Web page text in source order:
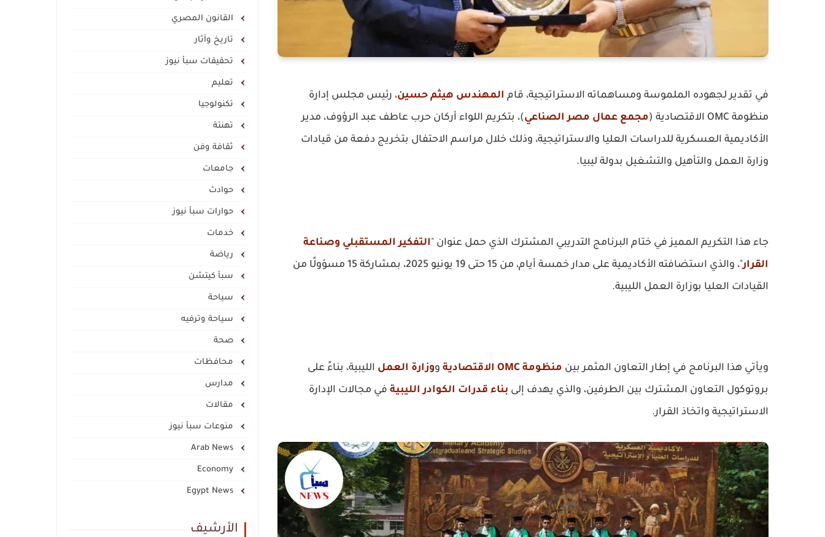
في تقدير لجهوده الملموسة ومساهماته الاستراتيجية، قام المهندس هيثم حسين، رئيس مجلس إدارة
منظومة OMC الاقتصادية (
مجمع عمال مصر الصناعي)، بتكريم اللواء أركان حرب عاطف عبد الرؤوف، مدير
الأكاديمية العسكرية للدراسات العليا والاستراتيجية، وذلك خلال مراسم الاحتفال بتخريج دفعة من قيادات
وزارة العمل والتأهيل والتشغيل بدولة ليبيا.
جاء هذا التكريم المميز في ختام البرنامج التدريبي المشترك الذي حمل عنوان "التفكير المستقبلي وصناعة
القرار
"، والذي استضافته الأكاديمية على مدار خمسة أيام، من 15 حتى 19 يونيو 2025، بمشاركة 15 مسؤولًا من
القيادات العليا بوزارة العمل الليبية.
ويأتي هذا البرنامج في إطار التعاون المثمر بين منظومة OMC الاقتصادية ووزارة العمل الليبية، بناءً على
بروتوكول التعاون المشترك بين الطرفين، والذي يهدف إلى بناء قدرات الكوادر الليبية في مجالات الإدارة
الاستراتيجية واتخاذ القرار.
القانون المصري
تاريخ وآثار
تحقيقات سبأ نيوز
تعليم
تكنولوجيا
تهنئة
ثقافة وفن
جامعات
حوادث
حوارات سبأ نيوز
خدمات
رياضة
سبأ كيتشن
سياحة
سياحة وترفيه
صحة
محافظات
مدارس
مقالات
منوعات سبأ نيوز
Arab News
Economy
Egypt News
الأرشيف